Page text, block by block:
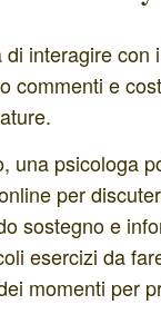
di interagire con
commenti e
una psicologa
per
sostegno e
esercizi da
momenti per